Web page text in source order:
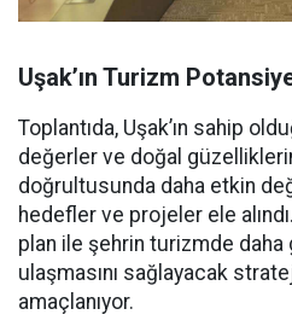
Uşak’ın Turizm
Toplantıda, Uşak’ın sahip
değerler ve doğal
doğrultusunda daha etkin
hedefler ve projeler ele
plan ile şehrin turizmde
ulaşmasını sağlayacak
amaçlanıyor.